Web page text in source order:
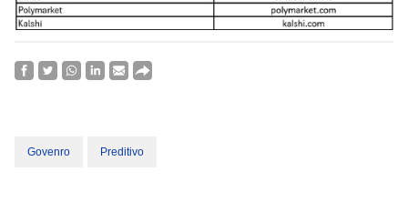
Govenro Preditivo